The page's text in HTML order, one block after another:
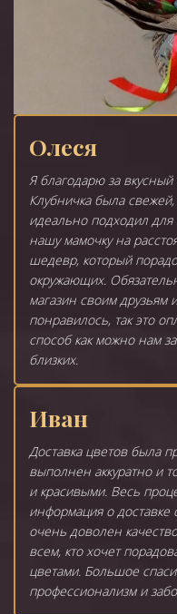
Олеся
Я благодарю за вкусный
Клубничка была
идеально подходил
нашу мамочку на
шедевр, который
окружающих.
магазин своим
понравилось, так это
способ как можно нам
близких.
Иван
Доставка цветов была
выполнен аккуратно и
и красивыми. Весь
информация о доставке
очень доволен
всем, кто хочет
цветами. Большое
профессионализм и